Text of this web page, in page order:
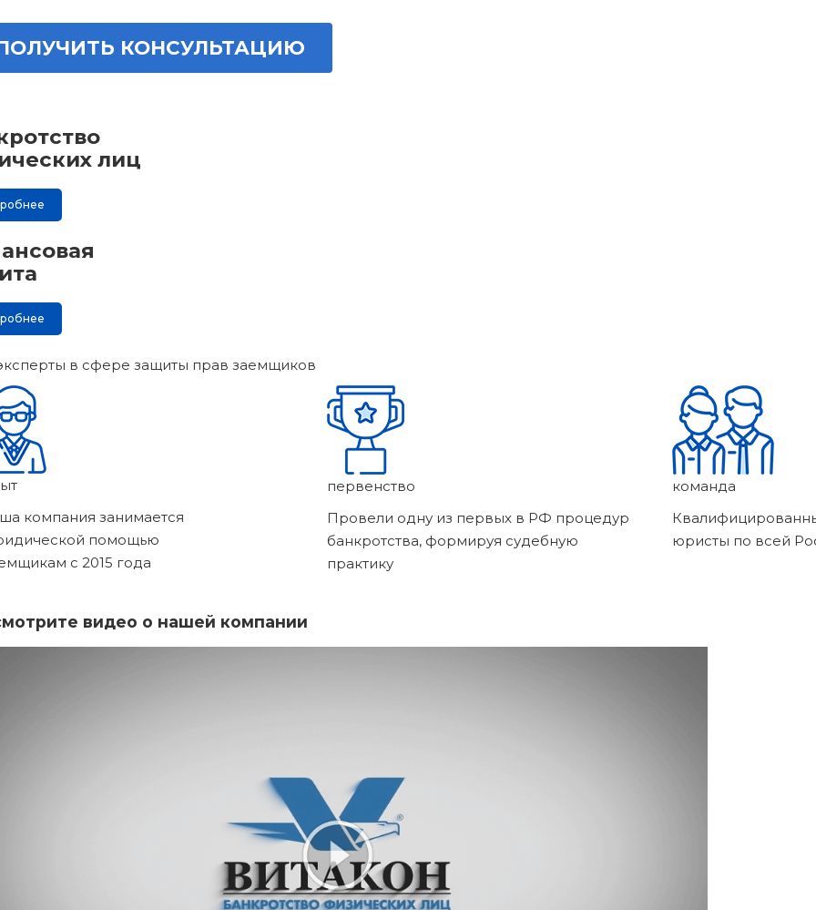
КОНСУЛЬТАЦИЮ
лиц
в сфере защиты прав заемщиков
компания занимается
помощью
с 2015 года
первенство
Провели одну из первых в РФ процедур
банкротства, формируя судебную
практику
команда
юристы по всей
видео о нашей компании